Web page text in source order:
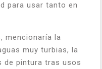
para usar tanto en
mencionaría la
muy turbias, la
de pintura tras usos